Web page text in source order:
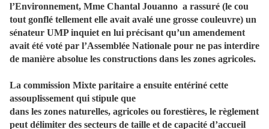
l’Environnement, Mme Chantal Jouanno a rassuré (le cou
tout gonflé tellement elle avait avalé une grosse couleuvre) un
sénateur UMP inquiet en lui précisant qu’un amendement
avait été voté par l’Assemblée Nationale pour ne pas interdire
de manière absolue les constructions dans les zones agricoles.
La commission Mixte paritaire a ensuite entériné cette
assouplissement qui stipule que
dans les zones naturelles, agricoles ou forestières, le règlement
peut délimiter des secteurs de taille et de capacité d’accueil